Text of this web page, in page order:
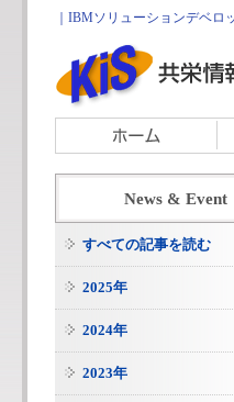
｜IBMソリューションデベロ
News & Event
すべての記事を読む
2025年
2024年
2023年